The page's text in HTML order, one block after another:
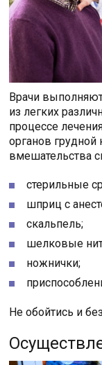
Врачи
из легких
процессе
органов грудной
вмешательства
стерильные
шприц с
скальпель;
шелковые
ножнички;
Не обойтись и